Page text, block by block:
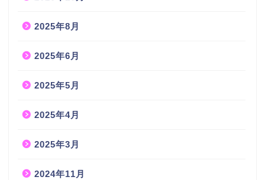
2025年8月
2025年6月
2025年5月
2025年4月
2025年3月
2024年11月